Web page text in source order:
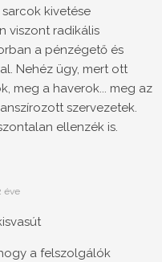
kivetése
viszont radikális
a pénzégető és
Nehéz ügy, mert ott
meg a haverok... meg az
szervezetek.
ellenzék is.
éve
a felszolgálók